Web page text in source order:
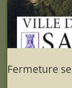
Fermeture